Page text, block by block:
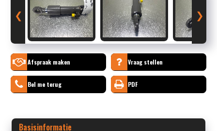
❮ ❯
Afspraak maken Vraag stellen
Bel me terug PDF
Basisinformatie